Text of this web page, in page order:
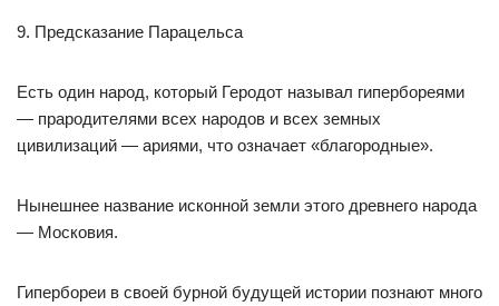
9. Предсказание Парацельса
Есть один народ, который Геродот называл гипербореями
— прародителями всех народов и всех земных
цивилизаций — ариями, что означает «благородные».
Нынешнее название исконной земли этого древнего народа
— Московия.
Гипербореи в своей бурной будущей истории познают много